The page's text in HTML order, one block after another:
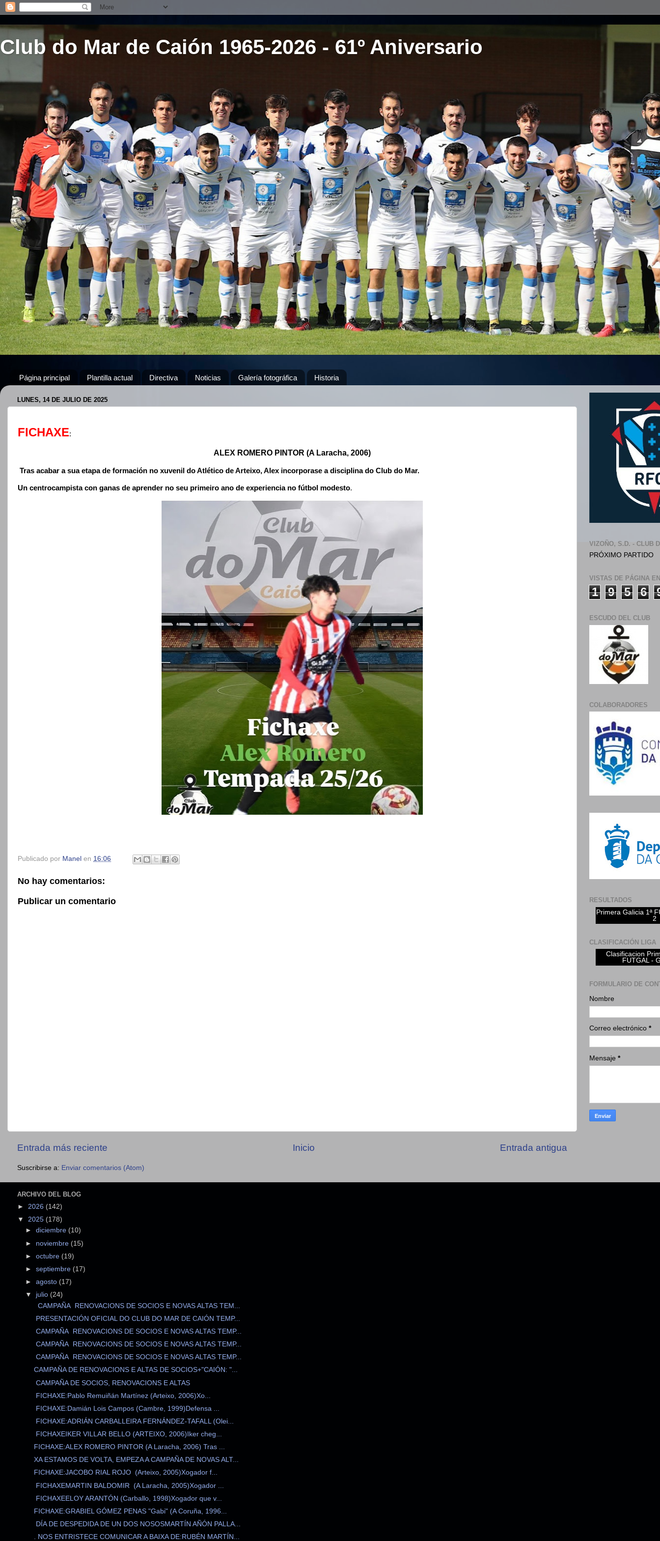
Club do Mar de Caión 1965-2026 - 61º Aniversario
Página principal Plantilla actual Directiva Noticias Galería fotográfica Historia
LUNES, 14 DE JULIO DE 2025
FICHAXE:
ALEX ROMERO PINTOR (A Laracha, 2006)
Tras acabar a sua etapa de formación no xuvenil do Atlético de Arteixo, Alex incorporase a disciplina do Club do Mar.
Un centrocampista con ganas de aprender no seu primeiro ano de experiencia no fútbol modesto.
Publicado por Manel en 16:06
No hay comentarios:
Publicar un comentario
Entrada más reciente Entrada antigua
Inicio
Suscribirse a: Enviar comentarios (Atom)
VIZOÑO, S.D. - CLUB
PRÓXIMO PARTIDO
VISTAS DE PÁGINA
1 9 5 6
ESCUDO DEL CLUB
COLABORADORES
RESULTADOS
Primera Galicia 1ª
2
CLASIFICACIÓN LIGA
Clasificacion
FUTGAL -
FORMULARIO DE
Nombre
Correo electrónico *
Mensaje *
ARCHIVO DEL BLOG
► 2026 (142)
▼ 2025 (178)
►diciembre (10)
► noviembre (15)
►octubre (19)
►septiembre (17)
►agosto (17)
▼ julio (24)
CAMPAÑA RENOVACIONS DE SOCIOS E NOVAS ALTAS TEM...
PRESENTACIÓN OFICIAL DO CLUB DO MAR DE CAIÓN TEMP...
CAMPAÑA RENOVACIONS DE SOCIOS E NOVAS ALTAS TEMP...
CAMPAÑA RENOVACIONS DE SOCIOS E NOVAS ALTAS TEMP...
CAMPAÑA RENOVACIONS DE SOCIOS E NOVAS ALTAS TEMP...
CAMPAÑA DE RENOVACIONS E ALTAS DE SOCIOS+"CAIÓN: "...
CAMPAÑA DE SOCIOS, RENOVACIONS E ALTAS
FICHAXE:Pablo Remuiñán Martínez (Arteixo, 2006)Xo...
FICHAXE:Damián Lois Campos (Cambre, 1999)Defensa ...
FICHAXE:ADRIÁN CARBALLEIRA FERNÁNDEZ-TAFALL (Olei...
FICHAXEIKER VILLAR BELLO (ARTEIXO, 2006)Iker cheg...
FICHAXE:ALEX ROMERO PINTOR (A Laracha, 2006) Tras ...
XA ESTAMOS DE VOLTA, EMPEZA A CAMPAÑA DE NOVAS ALT...
FICHAXE:JACOBO RIAL ROJO (Arteixo, 2005)Xogador f...
FICHAXEMARTIN BALDOMIR (A Laracha, 2005)Xogador ...
FICHAXEELOY ARANTÓN (Carballo, 1998)Xogador que v...
FICHAXE:GRABIEL GÓMEZ PENAS "Gabi" (A Coruña, 1996...
DÍA DE DESPEDIDA DE UN DOS NOSOSMARTÍN AÑÓN PALLA...
. NOS ENTRISTECE COMUNICAR A BAIXA DE:RUBÉN MARTÍN...